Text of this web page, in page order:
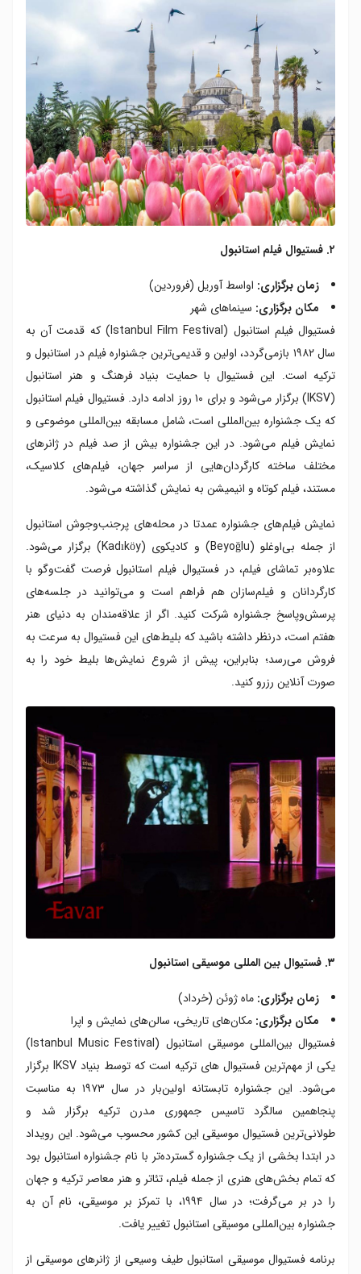
۲. فستیوال فیلم استانبول
زمان برگزاری: اواسط آوریل (فروردین)
مکان برگزاری: سینماهای شهر
فستیوال فیلم استانبول (Istanbul Film Festival) که قدمت آن به
سال ۱۹۸۲ بازمی‌گردد، اولین و قدیمی‌ترین جشنواره فیلم در استانبول و
ترکیه است. این فستیوال با حمایت بنیاد فرهنگ و هنر استانبول
(IKSV) برگزار می‌شود و برای ۱۰ روز ادامه دارد. فستیوال فیلم استانبول
که یک جشنواره بین‌المللی است، شامل مسابقه بین‌المللی موضوعی و
نمایش فیلم‌ می‌شود. در این جشنواره بیش از صد فیلم در ژانرهای
مختلف ساخته کارگردان‌هایی از سراسر جهان، فیلم‌های کلاسیک،
مستند، فیلم کوتاه و انیمیشن به نمایش گذاشته می‌شود.
نمایش فیلم‌های جشنواره عمدتا در محله‌های پرجنب‌وجوش استانبول
از جمله بی‌اوغلو (Beyoğlu) و کادیکوی (Kadıköy) برگزار می‌شود.
علاوه‌بر تماشای فیلم، در فستیوال فیلم استانبول فرصت گفت‌وگو با
کارگردانان و فیلم‌سازان هم فراهم است و می‌توانید در جلسه‌های
پرسش‌وپاسخ جشنواره شرکت کنید. اگر از علاقه‌مندان به دنیای هنر
هفتم است، درنظر داشته باشید که بلیط‌های این فستیوال به سرعت به
فروش می‌رسد؛ بنابراین، پیش از شروع نمایش‌ها بلیط‌ خود را به
صورت آنلاین رزرو کنید.
۳. فستیوال بین المللی موسیقی استانبول
زمان برگزاری: ماه ژوئن (خرداد)
مکان برگزاری: مکان‌های تاریخی، سالن‌های نمایش و اپرا
فستیوال بین‌المللی موسیقی استانبول (Istanbul Music Festival)
یکی از مهم‌ترین فستیوال های ترکیه است که توسط بنیاد IKSV برگزار
می‌شود. این جشنواره تابستانه اولین‌بار در سال ۱۹۷۳ به مناسبت
پنجاهمین سالگرد تاسیس جمهوری مدرن ترکیه برگزار شد و
طولانی‌ترین فستیوال موسیقی این کشور محسوب می‌شود. این رویداد
در ابتدا بخشی از یک جشنواره گسترده‌تر با نام جشنواره استانبول بود
که تمام بخش‌های هنری از جمله فیلم، تئاتر و هنر معاصر ترکیه و جهان
را در بر می‌گرفت؛ در سال ۱۹۹۴، با تمرکز بر موسیقی، نام آن به
جشنواره بین‌المللی موسیقی استانبول تغییر یافت.
برنامه فستیوال موسیقی استانبول طیف وسیعی از ژانرهای موسیقی از